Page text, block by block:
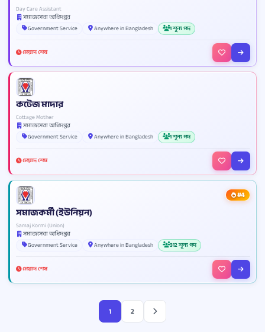
Day Care Assistant
সমাজসেবা অধিদপ্তর
Government Service
Anywhere in Bangladesh 1 শূন্য পদ
মেয়াদ শেষ
কটেজ মাদার
Cottage Mother
সমাজসেবা অধিদপ্তর
Government Service
Anywhere in Bangladesh 1 শূন্য পদ
মেয়াদ শেষ
#4
সমাজকর্মী (ইউনিয়ন)
Samaj Kormi (Union)
সমাজসেবা অধিদপ্তর
Government Service
Anywhere in Bangladesh 312 শূন্য পদ
মেয়াদ শেষ
1 2